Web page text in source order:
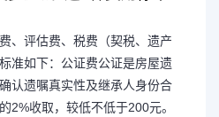
、评估费、税费（契税、遗产
准如下：公证费公证是房屋遗
认遗嘱真实性及继承人身份合
2%收取，较低不低于200元。